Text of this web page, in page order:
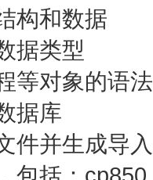
构和数据
据类型
等对象的语法
据库
件并生成导